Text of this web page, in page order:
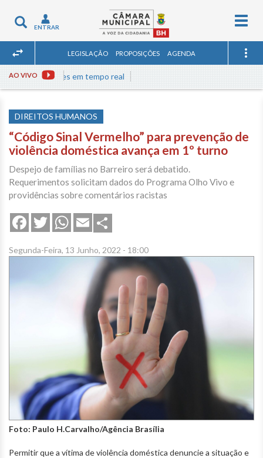
Toggle
navigation
ENTRAR
LEGISLAÇÃO PROPOSIÇÕES AGENDA
AO VIVO
às reuniões em tempo real
DIREITOS HUMANOS
“Código Sinal Vermelho” para prevenção de
violência doméstica avança em 1º turno
Despejo de famílias no Barreiro será debatido.
Requerimentos solicitam dados do Programa Olho Vivo e
providências sobre comentários racistas
FacebookTwitterWhatsApp
Email
Segunda-Feira, 13 Junho, 2022 - 18:00
Foto: Paulo H.Carvalho/Agência Brasília
Permitir que a vítima de violência doméstica denuncie a situação e